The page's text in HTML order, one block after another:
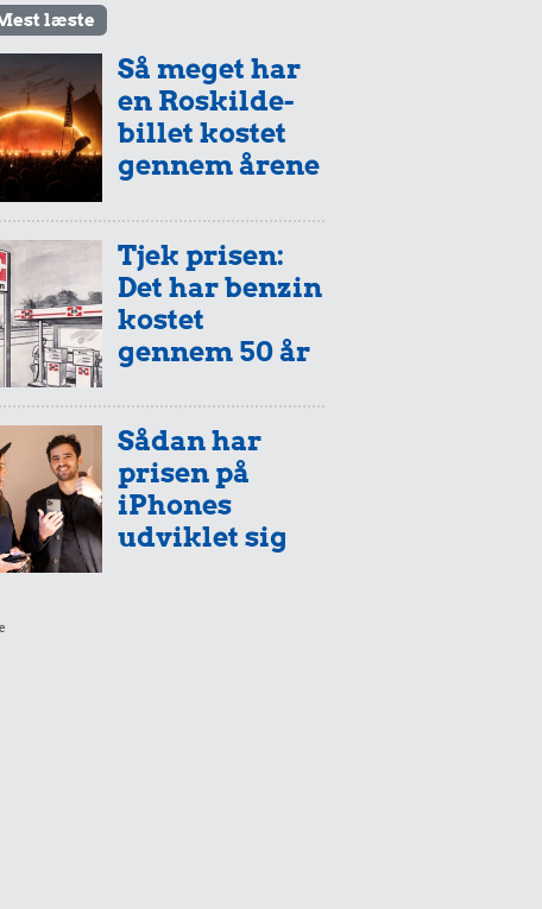
læste
Så meget har
en Roskilde-
billet kostet
gennem årene
Tjek prisen:
Det har benzin
kostet
gennem 50 år
Sådan har
prisen på
iPhones
udviklet sig